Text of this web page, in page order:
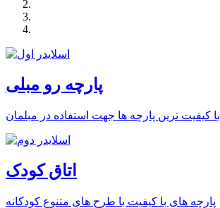
پارچه رو مبلی
با کیفیت ترین پارچه ها جهت استفاده در مبلمان
اتاق کودک
پارچه های با کیفیت با طرح های متنوع کودکانه